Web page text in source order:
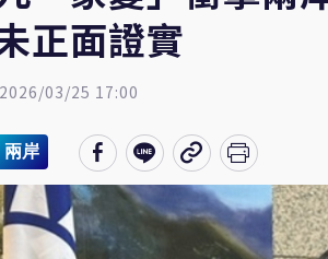
正面證實
03/25 17:00
兩岸